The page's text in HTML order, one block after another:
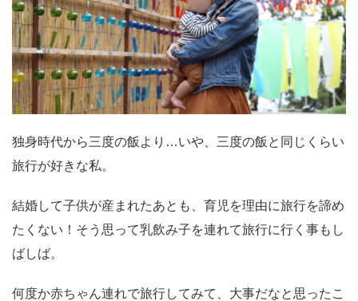
独身時代から三度の飯より…いや、三度の飯と同じくらい
旅行が好きな私。
結婚して子供が産まれたあとも、育児を理由に旅行を諦め
たくない！そう思って乳飲み子を連れて旅行に行く事もし
ばしば。
何度か赤ちゃん連れで旅行してみて、大事だなと思ったこ